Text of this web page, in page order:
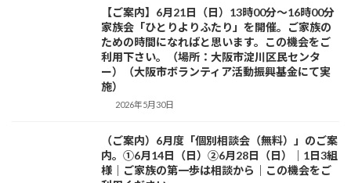
【ご案内】6月21日（日）13時00分～16時00分
家族会「ひとりよりふたり」を開催。ご家族の
ための時間になればと思います。この機会をご
利用下さい。（場所：大阪市淀川区民センタ
ー）（大阪市ボランティア活動振興基金にて実
施）
2026年5月30日
（ご案内）6月度「個別相談会（無料）」のご案
内。①6月14日（日）②6月28日（日）｜1日3組
様｜ご家族の第一歩は相談から｜この機会をご